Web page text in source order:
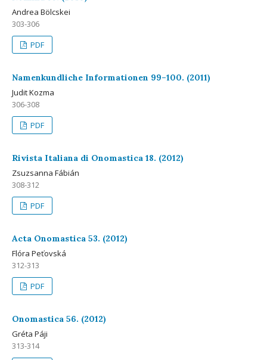
Andrea Bölcskei
303-306
PDF
Namenkundliche Informationen 99–100. (2011)
Judit Kozma
306-308
PDF
Rivista Italiana di Onomastica 18. (2012)
Zsuzsanna Fábián
308-312
PDF
Acta Onomastica 53. (2012)
Flóra Peťovská
312-313
PDF
Onomastica 56. (2012)
Gréta Páji
313-314